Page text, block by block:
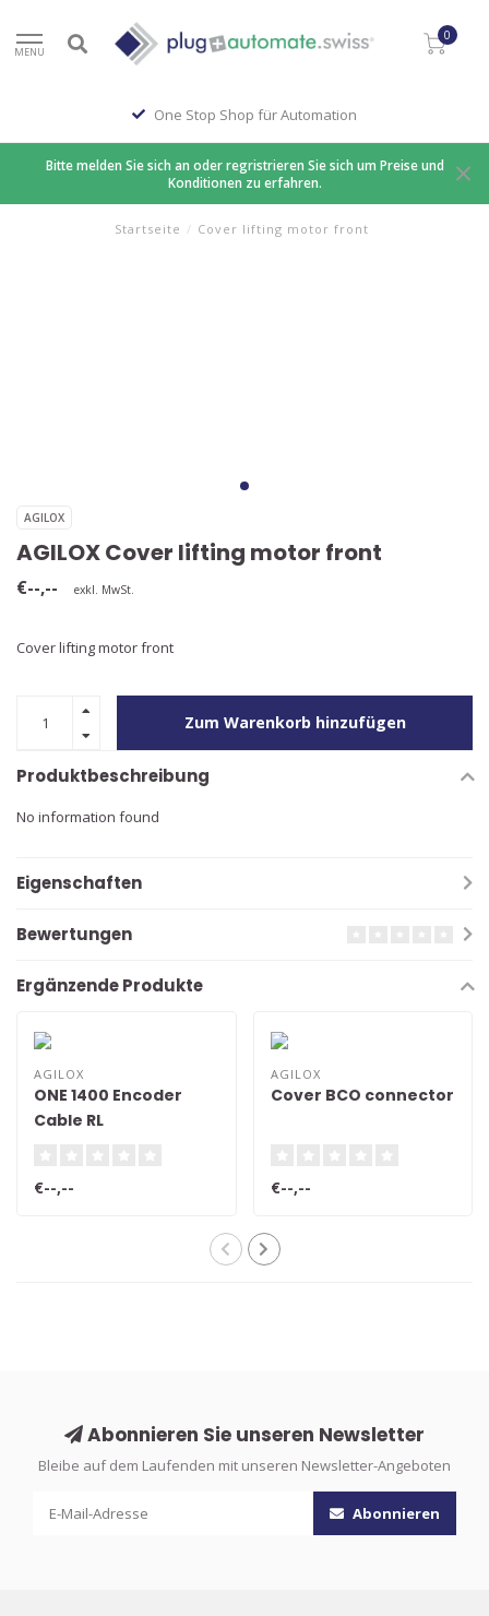
MENU
0
One Stop Shop für Automation
Bitte melden Sie sich an oder regristrieren Sie sich um Preise und
Konditionen zu erfahren.
Startseite / Cover lifting motor front
AGILOX
AGILOX Cover lifting motor front
€--,-- exkl. MwSt.
Cover lifting motor front
Zum Warenkorb hinzufügen
Produktbeschreibung
No information found
Eigenschaften
Bewertungen
Ergänzende Produkte
AGILOX
ONE 1400 Encoder
Cable RL
€--,--
AGILOX
Cover BCO connector
€--,--
Abonnieren Sie unseren Newsletter
Bleibe auf dem Laufenden mit unseren Newsletter-Angeboten
Abonnieren